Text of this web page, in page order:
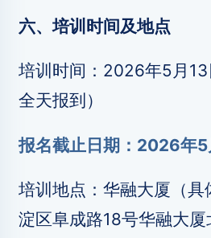
六、培训时间及地点
培训时间：2026年5月
全天报到）
报名截止日期：2026年5
培训地点：华融大厦（
淀区阜成路18号华融大